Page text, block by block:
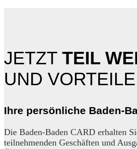
JETZT TEIL
UND
Ihre persönliche Baden-
Die Baden-Baden CARD erhalten
teilnehmenden Geschäften und